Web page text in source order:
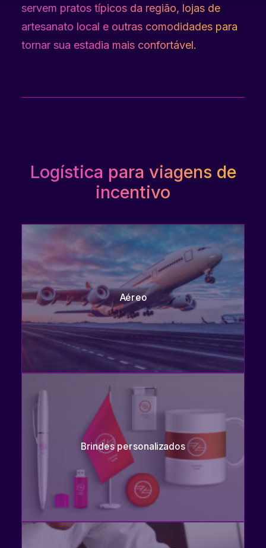
servem pratos típicos da região, lojas de
artesanato local e outras comodidades para
tornar sua estadia mais confortável.
Logística para viagens de
incentivo
Aéreo
Brindes personalizados